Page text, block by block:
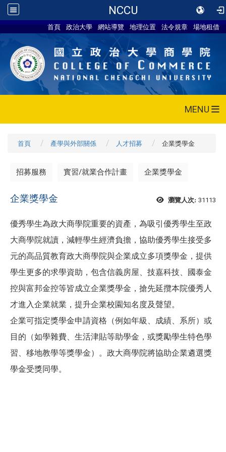
NCCU
首頁 政治大學 網站導覽 地理位置 法令規章 場地租借
MENU
首頁 產學與外部關係 人才招募 企業獎學金
招募服務 實習/就業合作計畫 企業獎學金
瀏覽人次: 31113
企業獎學金
優秀學生為政大商學院重要的資產，為吸引優秀學生至政
大商學院就讀，減輕學生經濟負擔，協助優秀學生接受多
元的高品質教育政大商學院與企業成立多項獎學金，提供
學生更多的求學資助，包含信義房屋、技嘉科技、國泰金
控與富邦金控等皆成立企業獎學金，搶先延攬本院優秀人
才進入企業就業，提升企業校園知名度及聲望。
企業可指定獎學金申請資格（例如年級、成績、系所）或
目的（如學雜費、生活津貼等助學金，或獎勵學生特色學
習、移地教學等獎學金）。政大商學院將協助企業遴選獎
學金受獎同學。